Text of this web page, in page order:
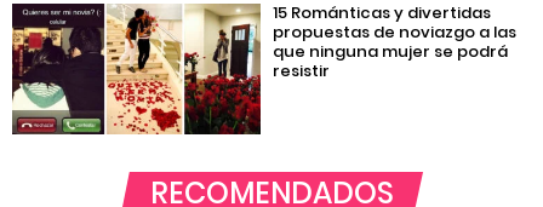
15 Románticas y divertidas
propuestas de noviazgo a las
que ninguna mujer se podrá
resistir
RECOMENDADOS